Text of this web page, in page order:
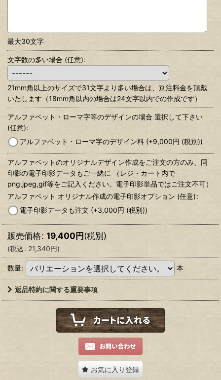
最大30文字
文字数の多い場合 (任意):
21mm角以上のサイズで31文字より多い場合は、別注料金を頂戴
いたします（18mm角以内の場合は24文字以内での作成です）
アルファベット・ローマ字等のデザインの場合 選択して下さい
(任意):
アルファベット・ローマ字のデザイン料 (+9,000円 (税別))
アルファベットのオリジナルデザイン作成をご注文の方のみ、同
印影の電子印影データもご一緒に （レジ・カート内で
png,jpeg,gif等をご記入ください。電子印影単品ではご注文不可）
アルファベット オリジナル作成の電子印影オプション (任意):
電子印影データも注文 (+3,000円 (税別))
販売価格: 19,400円(税別)
(税込: 21,340円)
数量: 本
返品特約に関する重要事項
お気に入り登録